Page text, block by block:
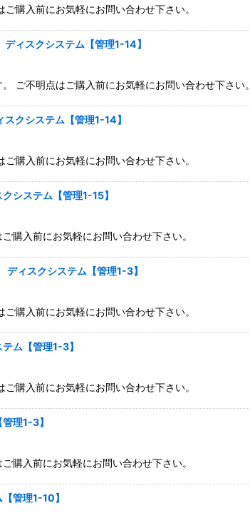
購入前にお気軽にお問い合わせ下さい。
ィスクシステム【管理1-14】
ご不明点はご購入前にお気軽にお問い合わせ下さい。
クシステム【管理1-14】
購入前にお気軽にお問い合わせ下さい。
システム【管理1-15】
購入前にお気軽にお問い合わせ下さい。
ィスクシステム【管理1-3】
購入前にお気軽にお問い合わせ下さい。
ム【管理1-3】
購入前にお気軽にお問い合わせ下さい。
理1-3】
購入前にお気軽にお問い合わせ下さい。
管理1-10】